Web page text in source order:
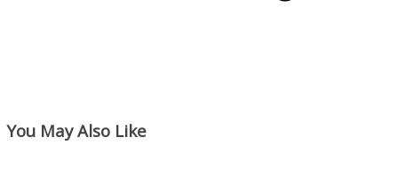
You May Also Like